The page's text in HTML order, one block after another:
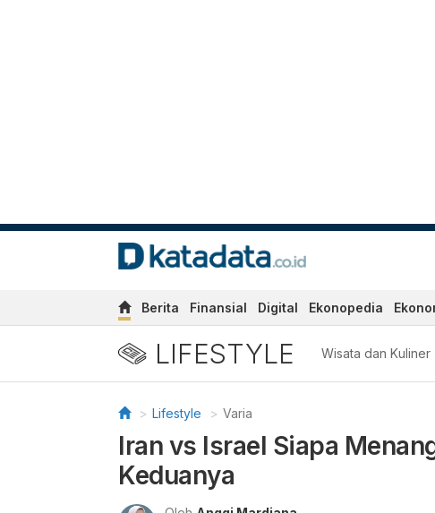
Berita Finansial Digital Ekonopedia
LIFESTYLE Wisata dan Kuliner
Lifestyle Varia
Iran vs Israel Siapa
Keduanya